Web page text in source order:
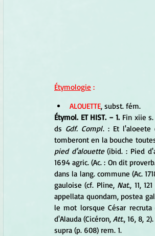
Étymologie :
ALOUETTE, subst. fém.
Étymol. ET HIST. − 1. Fin xiie
ds Gdf. Compl. : Et l'aloeete
pied d'alouette (ibid. : Pied
1694 agric. (Ac. : On dit
dans la lang. commune (Ac.
gauloise (cf. Pline, Nat., 11,
appellata quondam, postea
le mot lorsque César
d'Alauda (Cicéron, Att., 16, 8,
supra (p. 608) rem. 1.